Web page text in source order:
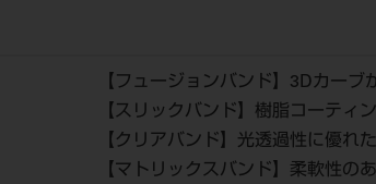
【フュージョンバンド】3Dカー
【スリックバンド】樹脂コーティ
【クリアバンド】光透過性に優れ
【マトリックスバンド】柔軟性の